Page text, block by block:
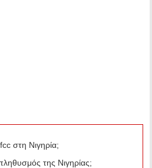
στη Νιγηρία;
της Νιγηρίας;